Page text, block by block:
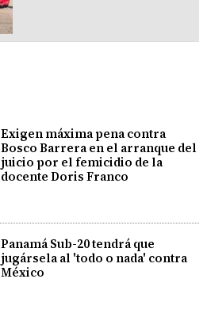
Exigen máxima pena contra
Bosco Barrera en el arranque del
juicio por el femicidio de la
docente Doris Franco
Panamá Sub-20 tendrá que
jugársela al 'todo o nada' contra
México